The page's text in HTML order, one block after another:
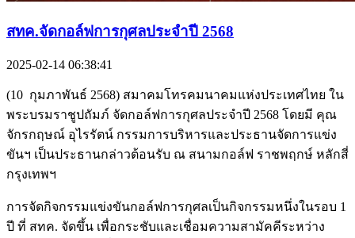
สทค.จัดกอล์ฟการกุศลประจำปี 2568
2025-02-14 06:38:41
(10 กุมภาพันธ์ 2568) สมาคมโทรคมนาคมแห่งประเทศไทย ใน
พระบรมราชูปถัมภ์ จัดกอล์ฟการกุศลประจำปี 2568 โดยมี คุณ
จักรกฤษณ์ อุไรรัตน์ กรรมการบริหารและประธานจัดการแข่ง
ขันฯ เป็นประธานกล่าวต้อนรับ ณ สนามกอล์ฟ ราชพฤกษ์ หลักสี่
กรุงเทพฯ
การจัดกิจกรรมแข่งขันกอล์ฟการกุศลเป็นกิจกรรมหนึ่งในรอบ 1
ปี ที่ สทค. จัดขึ้น เพื่อกระชับและเชื่อมความสามัคคีระหว่าง